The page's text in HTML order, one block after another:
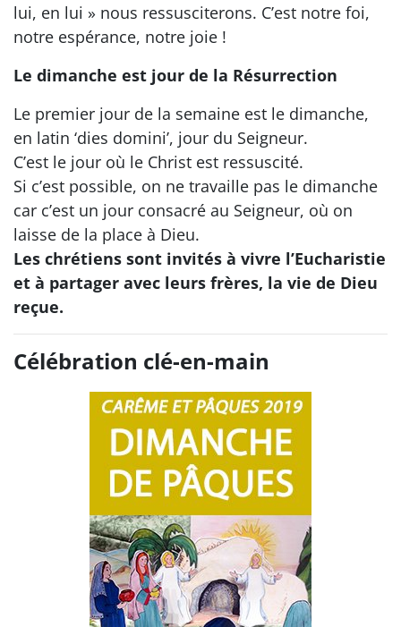
lui, en lui » nous ressusciterons. C’est notre foi,
notre espérance, notre joie !
Le dimanche est jour de la Résurrection
Le premier jour de la semaine est le dimanche,
en latin ‘dies domini’, jour du Seigneur.
C’est le jour où le Christ est ressuscité.
Si c’est possible, on ne travaille pas le dimanche
car c’est un jour consacré au Seigneur, où on
laisse de la place à Dieu.
Les chrétiens sont invités à vivre l’Eucharistie
et à partager avec leurs frères, la vie de Dieu
reçue.
Célébration clé-en-main